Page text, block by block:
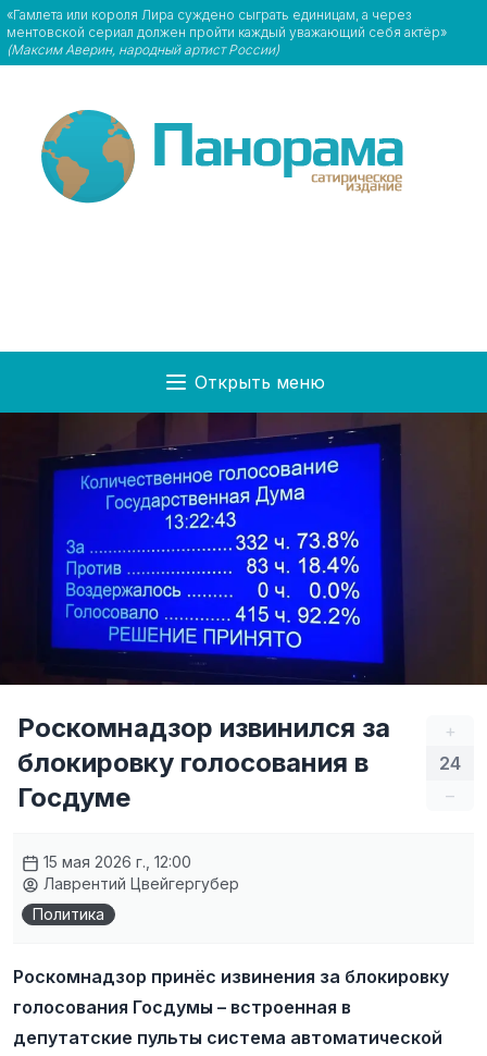
«Гамлета или короля Лира суждено сыграть единицам, а через
ментовской сериал должен пройти каждый уважающий себя актёр»
(Максим Аверин, народный артист России)
Открыть меню
+
24
–
Роскомнадзор извинился за
блокировку голосования в
Госдуме
15 мая 2026 г., 12:00
Лаврентий Цвейгергубер
Политика
Роскомнадзор принёс извинения за блокировку
голосования Госдумы – встроенная в
депутатские пульты система автоматической